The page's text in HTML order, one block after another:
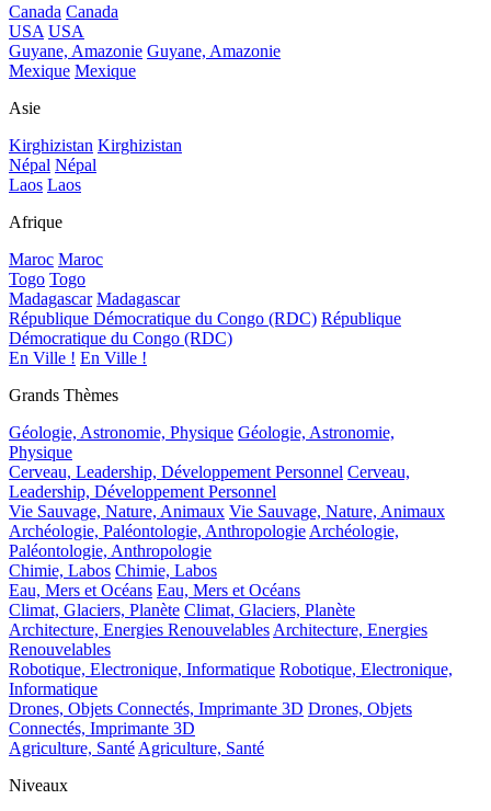
Canada Canada
USA USA
Guyane, Amazonie Guyane, Amazonie
Mexique Mexique
Asie
Kirghizistan Kirghizistan
Népal Népal
Laos Laos
Afrique
Maroc Maroc
Togo Togo
Madagascar Madagascar
République Démocratique du Congo (RDC) République
Démocratique du Congo (RDC)
En Ville ! En Ville !
Grands Thèmes
Géologie, Astronomie, Physique Géologie, Astronomie,
Physique
Cerveau, Leadership, Développement Personnel Cerveau,
Leadership, Développement Personnel
Vie Sauvage, Nature, Animaux Vie Sauvage, Nature, Animaux
Archéologie, Paléontologie, Anthropologie Archéologie,
Paléontologie, Anthropologie
Chimie, Labos Chimie, Labos
Eau, Mers et Océans Eau, Mers et Océans
Climat, Glaciers, Planète Climat, Glaciers, Planète
Architecture, Energies Renouvelables Architecture, Energies
Renouvelables
Robotique, Electronique, Informatique Robotique, Electronique,
Informatique
Drones, Objets Connectés, Imprimante 3D Drones, Objets
Connectés, Imprimante 3D
Agriculture, Santé Agriculture, Santé
Niveaux